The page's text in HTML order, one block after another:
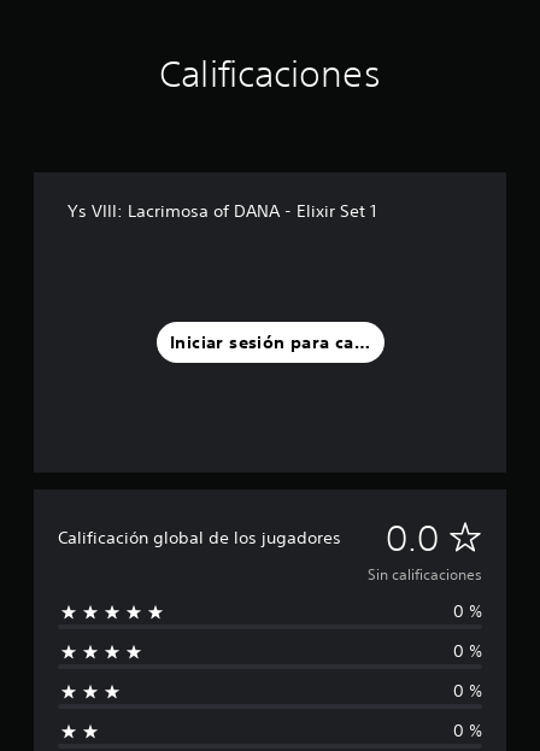
Calificaciones
Ys VIII: Lacrimosa of DANA - Elixir Set 1
Iniciar sesión para calificar
Calificación global de los jugadores 0.0 S
i
n
c
a
Sin calificaciones
0 %
0 %
0 %
0 %